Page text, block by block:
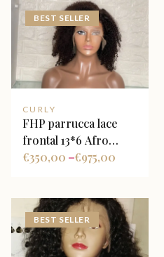
BEST SELLER
CURLY
FHP parrucca lace
frontal 13*6 Afro
kinky 4a-4b
350,00
€ – 975,00
€
BEST SELLER